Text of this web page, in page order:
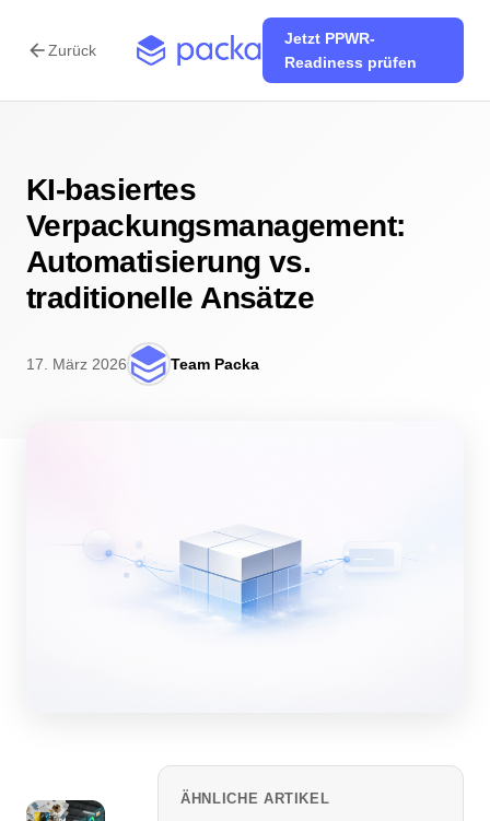
arrow_backZurück
Jetzt PPWR-
Readiness prüfen
KI-basiertes
Verpackungsmanagement:
Automatisierung vs.
traditionelle Ansätze
17. März 2026 Team Packa
ÄHNLICHE ARTIKEL